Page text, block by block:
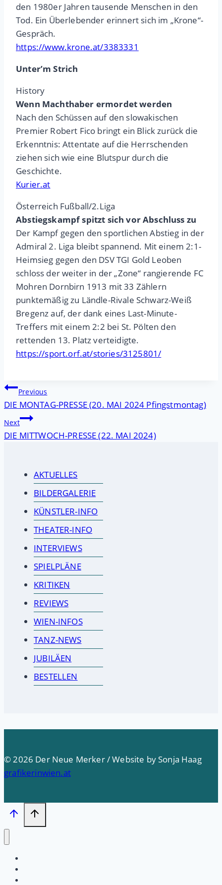
den 1980er Jahren tausende Menschen in den
Tod. Ein Überlebender erinnert sich im „Krone“-
Gespräch.
https://www.krone.at/3383331
Unter’m Strich
History
Wenn Machthaber ermordet werden
Nach den Schüssen auf den slowakischen
Premier Robert Fico bringt ein Blick zurück die
Erkenntnis: Attentate auf die Herrschenden
ziehen sich wie eine Blutspur durch die
Geschichte.
Kurier.at
Österreich Fußball/2.Liga
Abstiegskampf spitzt sich vor Abschluss zu
Der Kampf gegen den sportlichen Abstieg in der
Admiral 2. Liga bleibt spannend. Mit einem 2:1-
Heimsieg gegen den DSV TGI Gold Leoben
schloss der weiter in der „Zone“ rangierende FC
Mohren Dornbirn 1913 mit 33 Zählern
punktemäßig zu Ländle-Rivale Schwarz-Weiß
Bregenz auf, der dank eines Last-Minute-
Treffers mit einem 2:2 bei St. Pölten den
rettenden 13. Platz verteidigte.
https://sport.orf.at/stories/3125801/
Beitragsnavigation
Previous
DIE MONTAG-PRESSE (20. MAI 2024 Pfingstmontag)
Next
DIE MITTWOCH-PRESSE (22. MAI 2024)
AKTUELLES
BILDERGALERIE
KÜNSTLER-INFO
THEATER-INFO
INTERVIEWS
SPIELPLÄNE
KRITIKEN
REVIEWS
WIEN-INFOS
TANZ-NEWS
JUBILÄEN
BESTELLEN
© 2026 Der Neue Merker / Website by Sonja Haag
grafikerinwien.at